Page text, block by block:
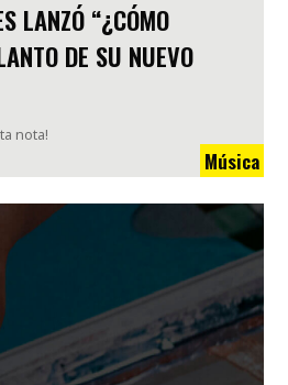
LANZÓ “¿CÓMO
DE SU NUEVO
nota!
Música